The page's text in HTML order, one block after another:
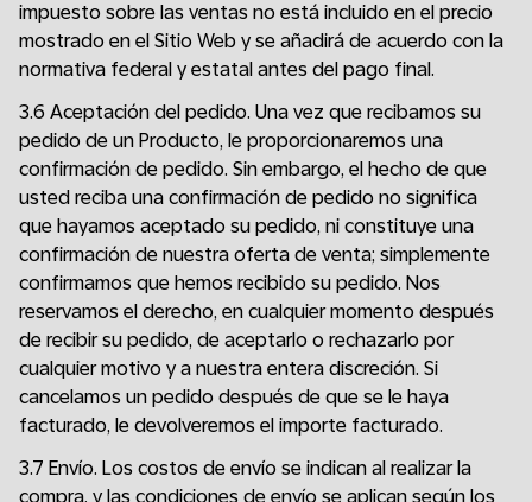
impuesto sobre las ventas no está incluido en el precio
mostrado en el Sitio Web y se añadirá de acuerdo con la
normativa federal y estatal antes del pago final.
3.6 Aceptación del pedido. Una vez que recibamos su
pedido de un Producto, le proporcionaremos una
confirmación de pedido. Sin embargo, el hecho de que
usted reciba una confirmación de pedido no significa
que hayamos aceptado su pedido, ni constituye una
confirmación de nuestra oferta de venta; simplemente
confirmamos que hemos recibido su pedido. Nos
reservamos el derecho, en cualquier momento después
de recibir su pedido, de aceptarlo o rechazarlo por
cualquier motivo y a nuestra entera discreción. Si
cancelamos un pedido después de que se le haya
facturado, le devolveremos el importe facturado.
3.7 Envío. Los costos de envío se indican al realizar la
compra, y las condiciones de envío se aplican según los